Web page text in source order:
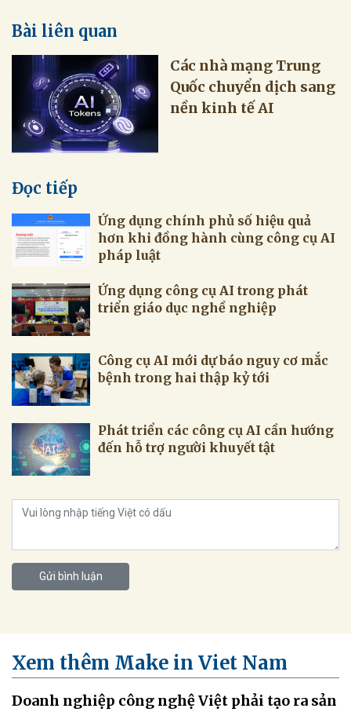
Bài liên quan
Các nhà mạng Trung
Quốc chuyển dịch sang
nền kinh tế AI
Đọc tiếp
Ứng dụng chính phủ số hiệu quả
hơn khi đồng hành cùng công cụ AI
pháp luật
Ứng dụng công cụ AI trong phát
triển giáo dục nghề nghiệp
Phát triển các công cụ AI cần hướng
đến hỗ trợ người khuyết tật
Gửi bình luận
Xem thêm Make in Viet Nam
Doanh nghiệp công nghệ Việt phải tạo ra sản